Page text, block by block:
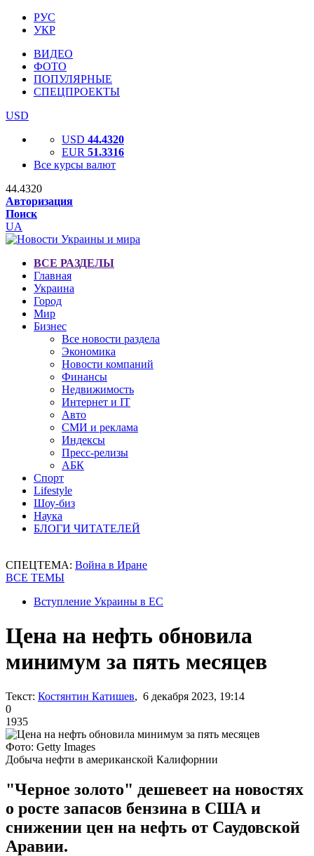
РУС
УКР
ВИДЕО
ФОТО
ПОПУЛЯРНЫЕ
СПЕЦПРОЕКТЫ
USD
USD 44.4320
EUR 51.3316
Все курсы валют
44.4320
Авторизация
Поиск
UA
ВСЕ РАЗДЕЛЫ
Главная
Украина
Город
Мир
Бизнес
Все новости раздела
Экономика
Новости компаний
Финансы
Недвижимость
Интернет и IT
Авто
СМИ и реклама
Индексы
Пресс-релизы
АБК
Спорт
Lifestyle
Шоу-биз
Наука
БЛОГИ ЧИТАТЕЛЕЙ
СПЕЦТЕМА: Война в Иране
ВСЕ ТЕМЫ
Вступление Украины в ЕС
Цена на нефть обновила
минимум за пять месяцев
Текст: Костянтин Катишев, 6 декабря 2023, 19:14
0
1935
Фото: Getty Images
Добыча нефти в американской Калифорнии
"Черное золото" дешевеет на новостях
о росте запасов бензина в США и
снижении цен на нефть от Саудовской
Аравии.